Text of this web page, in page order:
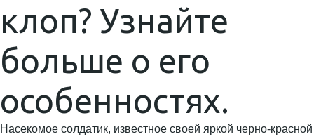
клоп? Узнайте
больше о его
особенностях.
Насекомое солдатик, известное своей яркой черно-красной